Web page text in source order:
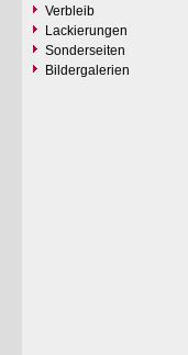
Verbleib
Lackierungen
Sonderseiten
Bildergalerien